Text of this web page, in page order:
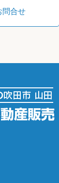
問合せ